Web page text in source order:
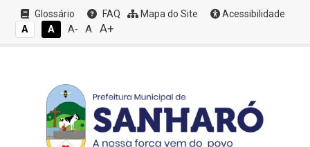
Glossário FAQ Mapa do Site
Acessibilidade
A
A A- A A+